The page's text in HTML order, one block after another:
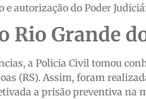
autorização do Poder
Rio Grande
a Policia Civil tomou
(RS). Assim, foram
a prisão preventiva na